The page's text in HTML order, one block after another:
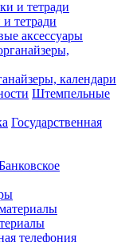
тетради
аксессуары
календари
Штемпельные
Государственная
телефония